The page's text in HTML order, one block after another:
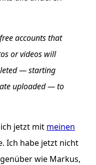
accounts that
or videos will
— starting
uploaded — to
jetzt mit meinen
Ich habe jetzt nicht
wie Markus,